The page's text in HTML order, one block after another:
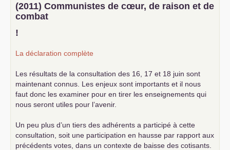
(2011) Communistes de cœur, de raison et de
combat
!
La déclaration complète
Les résultats de la consultation des 16, 17 et 18 juin sont
maintenant connus. Les enjeux sont importants et il nous
faut donc les examiner pour en tirer les enseignements qui
nous seront utiles pour l’avenir.
Un peu plus d’un tiers des adhérents a participé à cette
consultation, soit une participation en hausse par rapport aux
précédents votes, dans un contexte de baisse des cotisants.